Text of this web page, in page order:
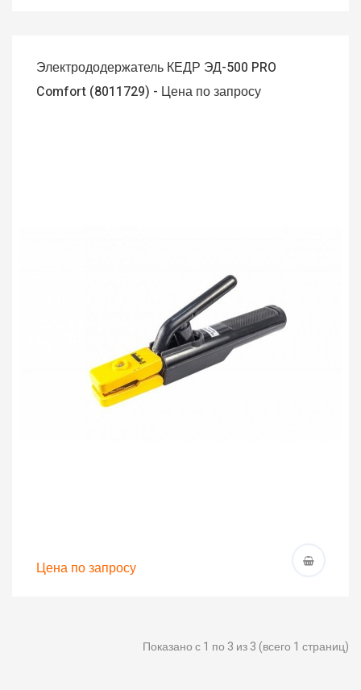
Электрододержатель КЕДР ЭД-500 PRO
Comfort (8011729) - Цена по запросу
Цена по запросу
Показано с 1 по 3 из 3 (всего 1 страниц)